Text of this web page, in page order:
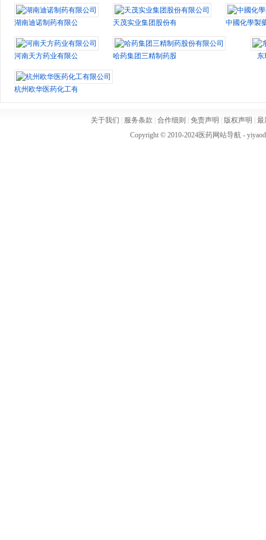
湖南迪诺制药有限公司 天茂实业集团股份有限公司 中國化學製
河南天方药业有限公司 哈药集团三精制药股份有限公司 东
杭州欧华医药化工有限公司
关于我们 服务条款 合作细则 免责声明 版权声明
最
Copyright © 2010-2024医药网站导航-